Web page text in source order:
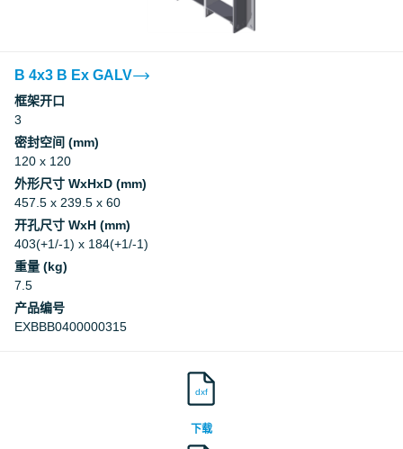
B 4x3 B Ex GALV
框架开口
3
密封空间 (mm)
120 x 120
外形尺寸 WxHxD (mm)
457.5 x 239.5 x 60
开孔尺寸 WxH (mm)
403(+1/-1) x 184(+1/-1)
重量 (kg)
7.5
产品编号
EXBBB0400000315
dxf
下载